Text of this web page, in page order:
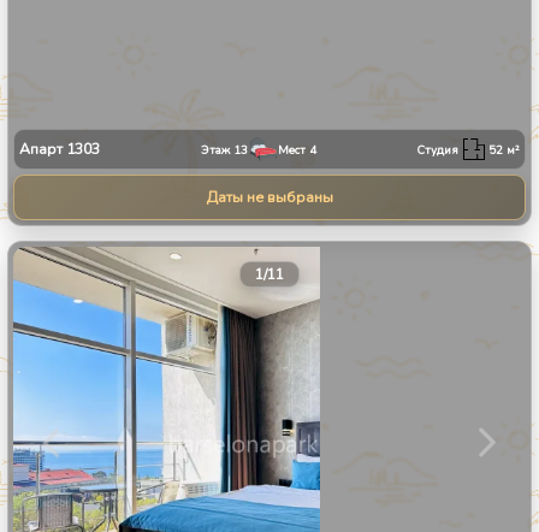
Апарт 1303 Этаж 13 Мест 4 Студия 52 м²
Даты не выбраны
1/11